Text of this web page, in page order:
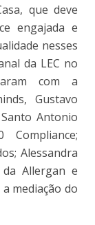
que deve
engajada e
nesses
da LEC no
com a
Gustavo
Antonio
Alessandra
da Allergan e
mediação do